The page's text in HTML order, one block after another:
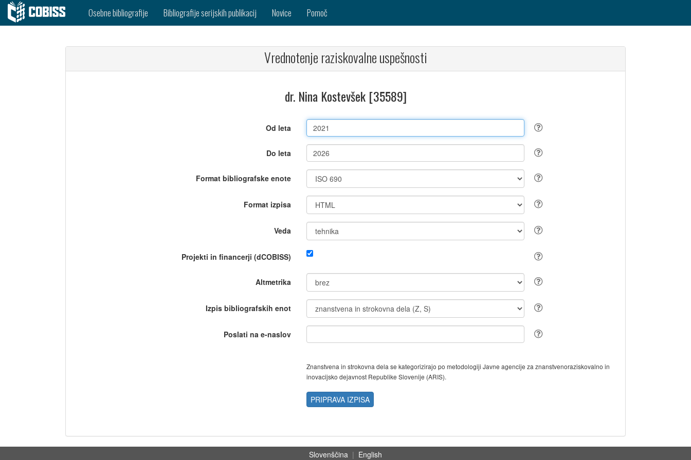
Osebne bibliografije Bibliografije serijskih publikacij Novice Pomoč
Vrednotenje raziskovalne uspešnosti
dr. Nina Kostevšek [35589]
Od leta
Do leta
Format bibliografske enote
Format izpisa
Veda
Projekti in financerji (dCOBISS)
Altmetrika
Izpis bibliografskih enot
Poslati na e-naslov
Znanstvena in strokovna dela se kategorizirajo po metodologiji Javne agencije za znanstvenoraziskovalno in
inovacijsko dejavnost Republike Slovenije (ARIS).
PRIPRAVA IZPISA
Slovenščina | English